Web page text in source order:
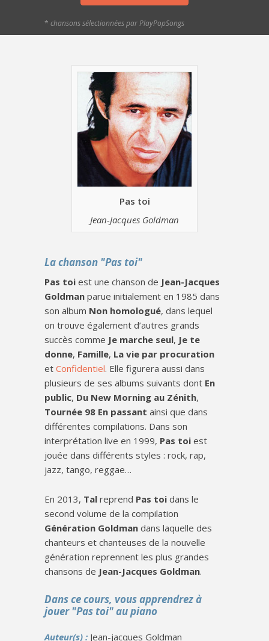
* chansons sélectionnées par PlayPopSongs
Pas toi
Jean-Jacques Goldman
La chanson "Pas toi"
Pas toi est une chanson de Jean-Jacques
Goldman parue initialement en 1985 dans
son album Non homologué, dans lequel
on trouve également d’autres grands
succès comme Je marche seul, Je te
donne, Famille, La vie par procuration
et Confidentiel. Elle figurera aussi dans
plusieurs de ses albums suivants dont En
public, Du New Morning au Zénith,
Tournée 98 En passant ainsi que dans
différentes compilations. Dans son
interprétation live en 1999, Pas toi est
jouée dans différents styles : rock, rap,
jazz, tango, reggae…
En 2013, Tal reprend Pas toi dans le
second volume de la compilation
Génération Goldman dans laquelle des
chanteurs et chanteuses de la nouvelle
génération reprennent les plus grandes
chansons de Jean-Jacques Goldman.
Dans ce cours, vous apprendrez à
jouer "Pas toi" au piano
Auteur(s) : Jean-jacques Goldman